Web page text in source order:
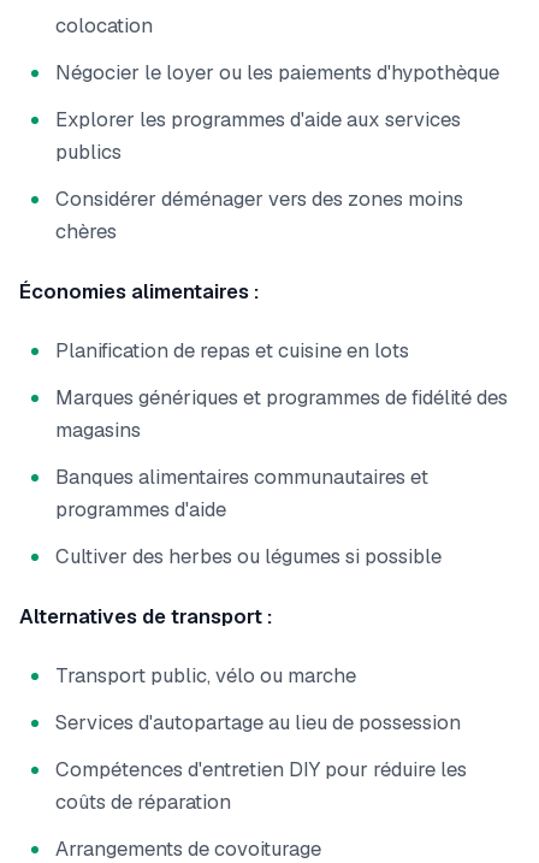
colocation
Négocier le loyer ou les paiements d'hypothèque
Explorer les programmes d'aide aux services
publics
Considérer déménager vers des zones moins
chères
Économies alimentaires :
Planification de repas et cuisine en lots
Marques génériques et programmes de fidélité des
magasins
Banques alimentaires communautaires et
programmes d'aide
Cultiver des herbes ou légumes si possible
Alternatives de transport :
Transport public, vélo ou marche
Services d'autopartage au lieu de possession
Compétences d'entretien DIY pour réduire les
coûts de réparation
Arrangements de covoiturage